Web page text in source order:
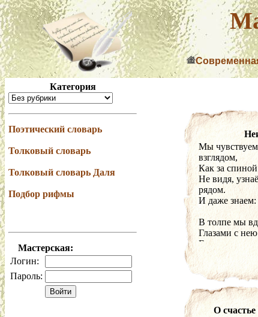
Категория
Поэтический словарь
Толковый словарь
Толковый словарь Даля
Подбор рифмы
Мастерская:
Логин:
Пароль:
Мы
взглядом,
Как за спиной
Не видя,
рядом.
И даже знаем:
В толпе мы
Глазами с
О счастье